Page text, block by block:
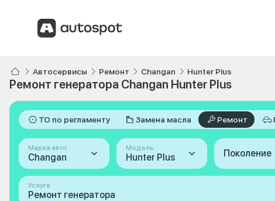
Автосервисы Ремонт Changan Hunter Plus
Ремонт генератора Changan Hunter Plus
ТО по регламенту Замена масла Ремонт
Марка авто
Changan
Модель
Hunter Plus Поколение
Услуга
Ремонт генератора